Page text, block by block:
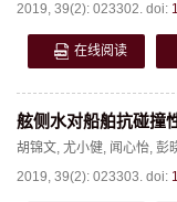
2019, 39(2): 023302. doi:
在线阅读
舷侧水对船舶抗碰撞
胡锦文, 尤小健, 闻心怡, 彭
2019, 39(2): 023303. doi: